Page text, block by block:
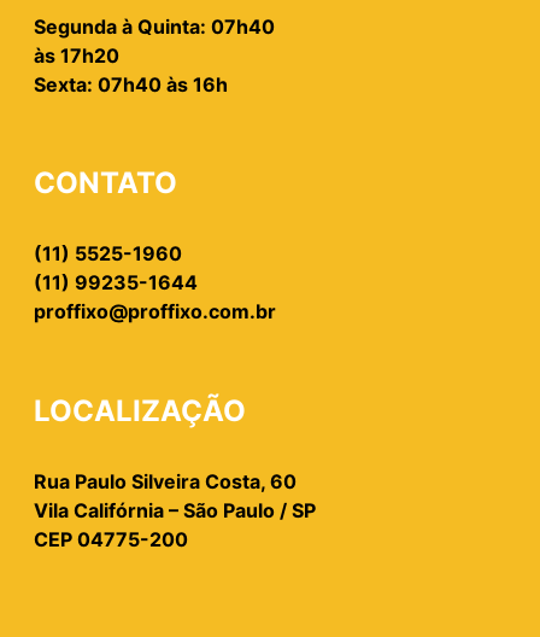
Segunda à Quinta: 07h40
às 17h20
Sexta: 07h40 às 16h
CONTATO
(11) 5525-1960
(11) 99235-1644
proffixo@proffixo.com.br
LOCALIZAÇÃO
Rua Paulo Silveira Costa, 60
Vila Califórnia – São Paulo / SP
CEP 04775-200